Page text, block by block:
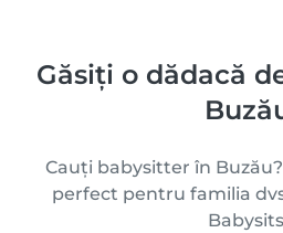
Găsiți o dădacă
Cauți babysitter în
perfect pentru familia